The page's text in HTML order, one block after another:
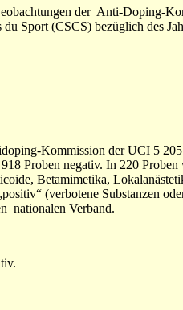
der Anti-Doping-
Sport (CSCS) bezüglich des
Kommission der UCI 5
Proben negativ. In 220
Betamimetika,
(verbotene Substanzen
nationalen Verband.